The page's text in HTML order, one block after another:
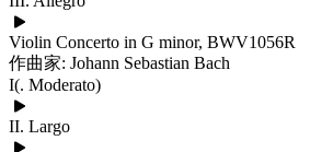
Violin Concerto in G minor, BWV1056R
作曲家: Johann Sebastian Bach
I(. Moderato)
II. Largo